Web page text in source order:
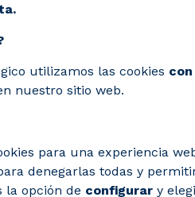
BUMP
utilizamos las cookies
nuestro sitio web.
para una experiencia
denegarlas todas y
la opción de configurary